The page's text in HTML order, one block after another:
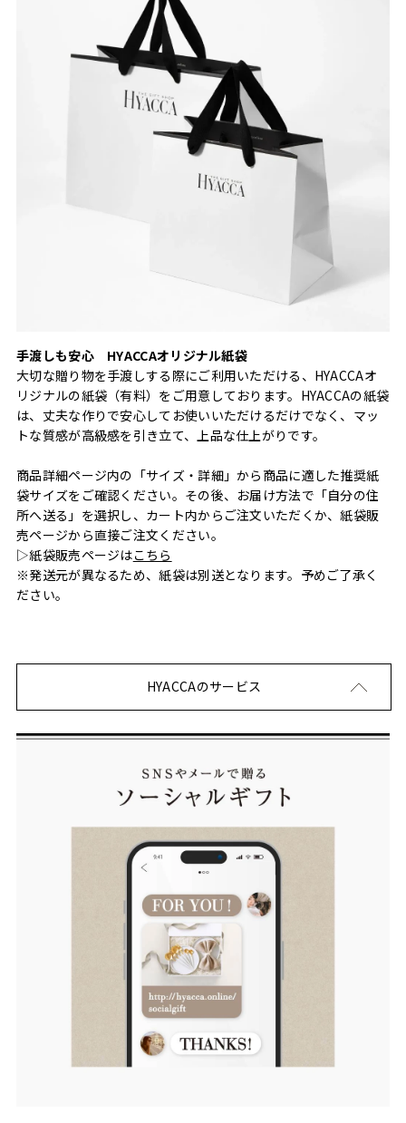
手渡しも安心 HYACCAオリジナル紙袋
大切な贈り物を手渡しする際にご利用いただける、HYACCAオ
リジナルの紙袋（有料）をご用意しております。HYACCAの紙袋
は、丈夫な作りで安心してお使いいただけるだけでなく、マッ
トな質感が高級感を引き立て、上品な仕上がりです。
商品詳細ページ内の「サイズ・詳細」から商品に適した推奨紙
袋サイズをご確認ください。その後、お届け方法で「自分の住
所へ送る」を選択し、カート内からご注文いただくか、紙袋販
売ページから直接ご注文ください。
▷紙袋販売ページはこちら
※発送元が異なるため、紙袋は別送となります。予めご了承く
ださい。
HYACCAのサービス